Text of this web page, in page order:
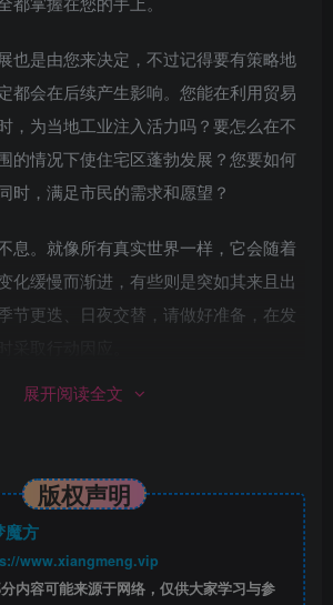
也是由您来决定，不过记得要有策略地
都会在后续产生影响。您能在利用贸易
，为当地工业注入活力吗？要怎么在不
的情况下使住宅区蓬勃发展？您要如何
时，满足市民的需求和愿望？
息。就像所有真实世界一样，它会随着
化缓慢而渐进，有些则是突如其来且出
节更迭、日夜交替，请做好准备，在发
者社区意味着玩家有更多机会使用模组
得这些模组了。
II》是有史以来最精细逼真的城市建造
意和问题解决能力更上层楼。其精致美
将激励您打造自己的梦想城市。
展开阅读全文
版权声明
魔方
www.xiangmeng.vip
内容可能来源于网络，仅供大家学习与参